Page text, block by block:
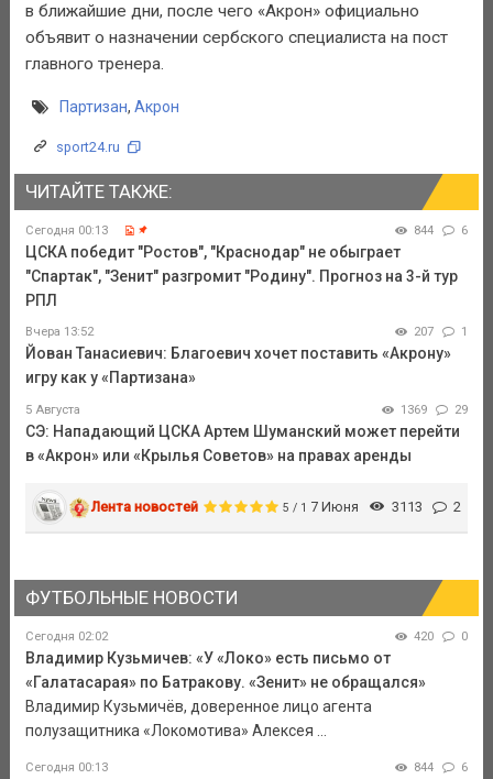
в ближайшие дни, после чего «Акрон» официально
объявит о назначении сербского специалиста на пост
главного тренера.
Партизан, Акрон
sport24.ru
ЧИТАЙТЕ ТАКЖЕ:
Сегодня 00:13 844 6
ЦСКА победит "Ростов", "Краснодар" не обыграет
"Спартак", "Зенит" разгромит "Родину". Прогноз на 3-й тур
РПЛ
Вчера 13:52 207 1
Йован Танасиевич: Благоевич хочет поставить «Акрону»
игру как у «Партизана»
5 Августа 1369 29
СЭ: Нападающий ЦСКА Артем Шуманский может перейти
в «Акрон» или «Крылья Советов» на правах аренды
Лента новостей 5 / 1 7 Июня 3113 2
ФУТБОЛЬНЫЕ НОВОСТИ
Сегодня 02:02 420 0
Владимир Кузьмичев: «У «Локо» есть письмо от
«Галатасарая» по Батракову. «Зенит» не обращался»
Владимир Кузьмичёв, доверенное лицо агента
полузащитника «Локомотива» Алексея ...
Сегодня 00:13 844 6